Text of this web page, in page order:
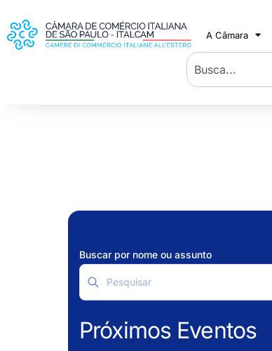
A Câmara
Buscar por nome ou assunto
Próximos Eventos